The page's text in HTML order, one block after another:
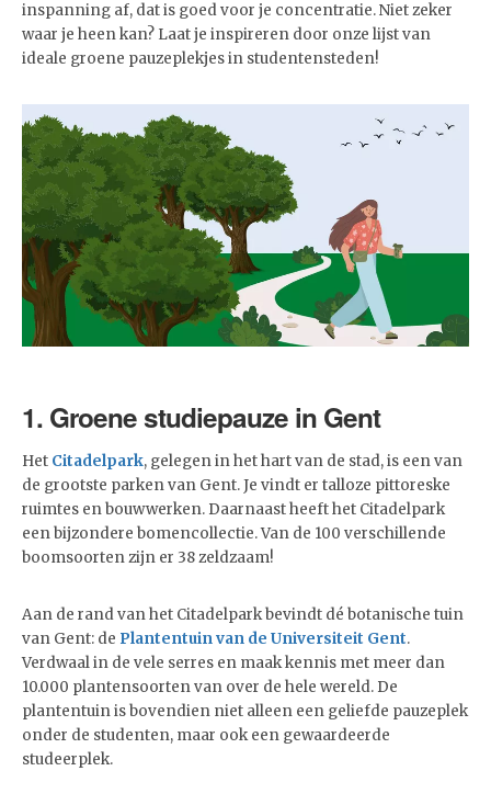
inspanning af, dat is goed voor je concentratie. Niet zeker
waar je heen kan? Laat je inspireren door onze lijst van
ideale groene pauzeplekjes in studentensteden!
1. Groene studiepauze in Gent
Het Citadelpark, gelegen in het hart van de stad, is een van
de grootste parken van Gent. Je vindt er talloze pittoreske
ruimtes en bouwwerken. Daarnaast heeft het Citadelpark
een bijzondere bomencollectie. Van de 100 verschillende
boomsoorten zijn er 38 zeldzaam!
Aan de rand van het Citadelpark bevindt dé botanische tuin
van Gent: de Plantentuin van de Universiteit Gent.
Verdwaal in de vele serres en maak kennis met meer dan
10.000 plantensoorten van over de hele wereld. De
plantentuin is bovendien niet alleen een geliefde pauzeplek
onder de studenten, maar ook een gewaardeerde
studeerplek.